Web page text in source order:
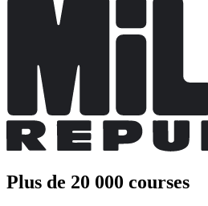
Plus de 20 000 courses